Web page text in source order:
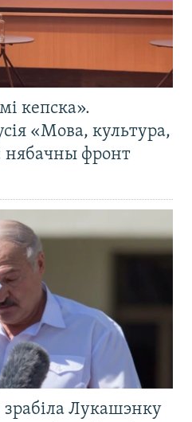
кепска».
«Мова, культура,
нябачны фронт
Лукашэнку